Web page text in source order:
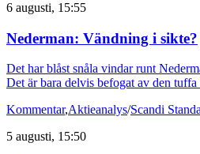
6 augusti, 15:55
Nederman: Vändning i sikte?
Det har blåst snåla vindar runt
Det är bara delvis befogat av den tuffa
Kommentar,Aktieanalys/Scandi
5 augusti, 15:50